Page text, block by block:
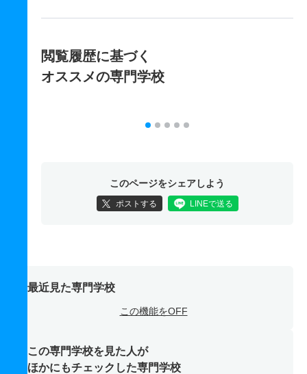
閲覧履歴に基づく
オススメの専門学校
このページをシェアしよう
ポストする LINEで送る
最近見た専門学校
この機能をOFF
この専門学校を見た人が
ほかにもチェックした専門学校